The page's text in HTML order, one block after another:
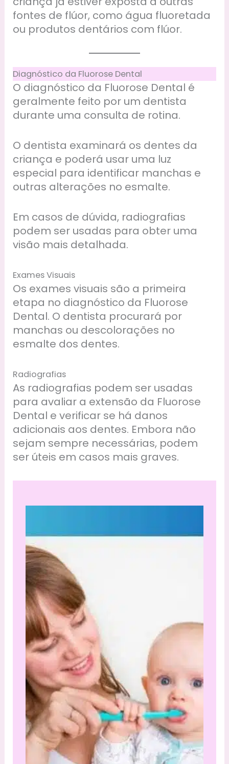
fontes de flúor, como água fluoretada
ou produtos dentários com flúor.
Diagnóstico da Fluorose Dental
O diagnóstico da Fluorose Dental é
geralmente feito por um dentista
durante uma consulta de rotina.
O dentista examinará os dentes da
criança e poderá usar uma luz
especial para identificar manchas e
outras alterações no esmalte.
Em casos de dúvida, radiografias
podem ser usadas para obter uma
visão mais detalhada.
Exames Visuais
Os exames visuais são a primeira
etapa no diagnóstico da Fluorose
Dental. O dentista procurará por
manchas ou descolorações no
esmalte dos dentes.
Radiografias
As radiografias podem ser usadas
para avaliar a extensão da Fluorose
Dental e verificar se há danos
adicionais aos dentes. Embora não
sejam sempre necessárias, podem
ser úteis em casos mais graves.